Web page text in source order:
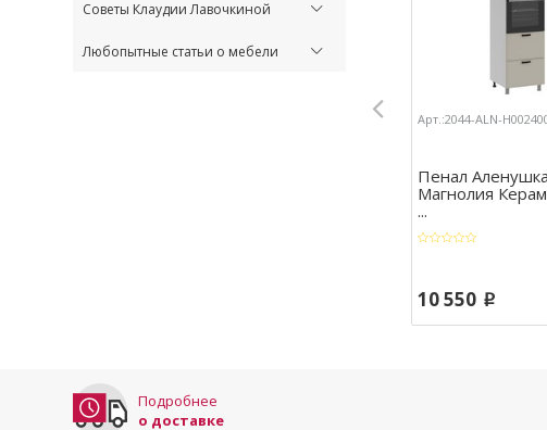
Советы Клаудии Лавочкиной
Любопытные статьи о мебели
Арт.:2044-ALN-
Пенал
Магнолия
...
10 550 p
Подробнее
о доставке